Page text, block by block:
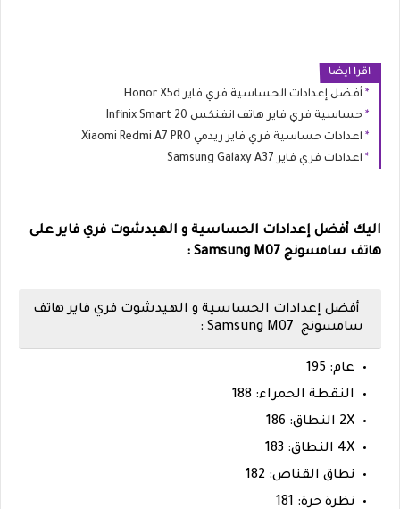
اقرا ايضا
أفضل إعدادات الحساسية فري فاير Honor X5d
حساسية فري فاير هاتف انفنكس Infinix Smart 20
اعدادات حساسية فري فاير ريدمي Xiaomi Redmi A7 PRO
اعدادات فري فاير Samsung Galaxy A37
اليك أفضل إعدادات الحساسية و الهيدشوت فري فاير على
هاتف سامسونج Samsung M07 :
أفضل إعدادات الحساسية و الهيدشوت فري فاير هاتف
سامسونج Samsung M07 :
عام: 195
النقطة الحمراء: 188
2X النطاق: 186
4X النطاق: 183
نطاق القناص: 182
نظرة حرة: 181